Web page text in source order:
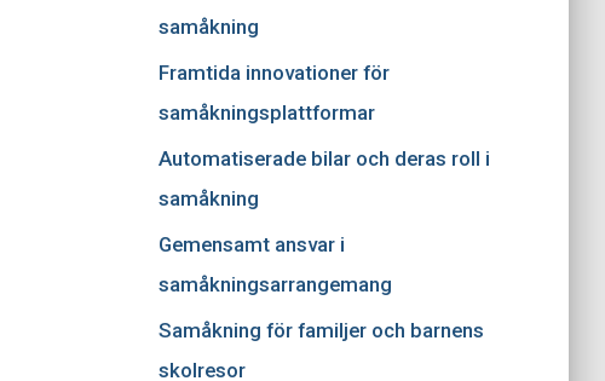
samåkning
Framtida innovationer för
samåkningsplattformar
Automatiserade bilar och deras roll i
samåkning
Gemensamt ansvar i
samåkningsarrangemang
Samåkning för familjer och barnens
skolresor